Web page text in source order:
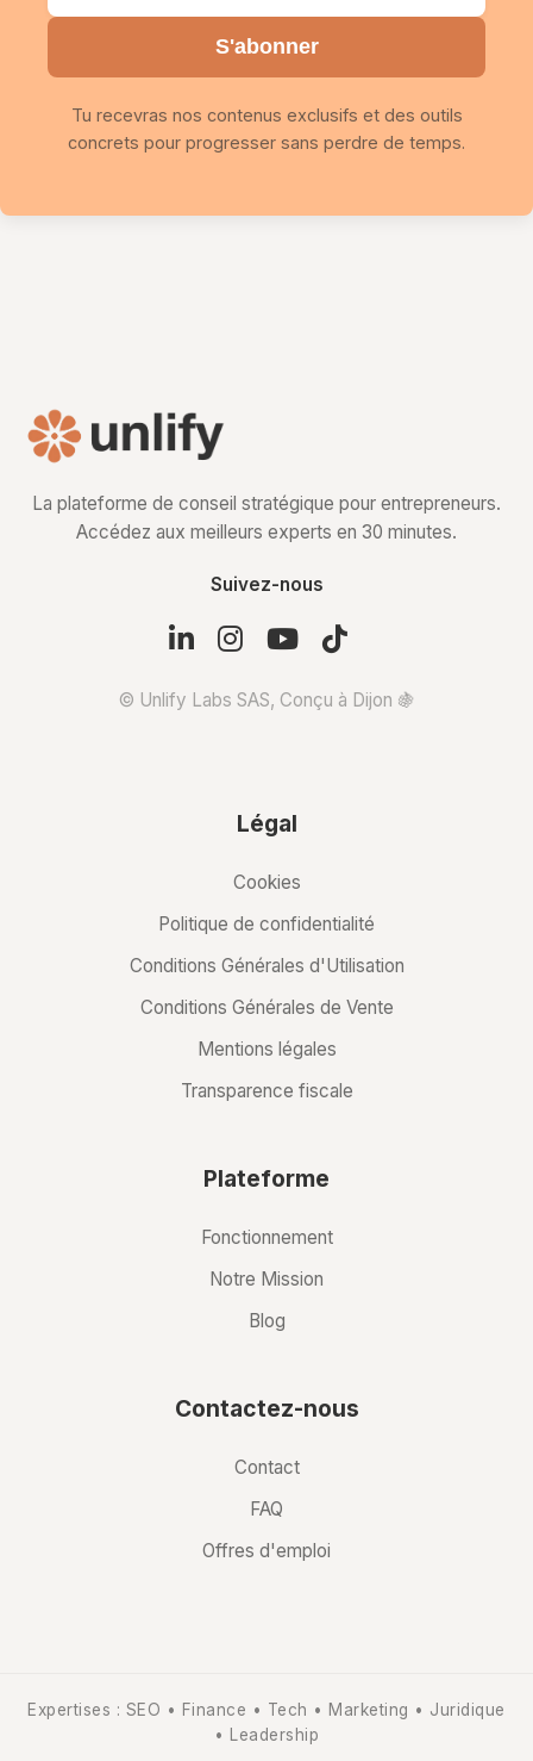
S'abonner
Tu recevras nos contenus exclusifs et des outils
concrets pour progresser sans perdre de temps.
La plateforme de conseil stratégique pour entrepreneurs.
Accédez aux meilleurs experts en 30 minutes.
Suivez-nous
© Unlify Labs SAS, Conçu à Dijon 🍇
Légal
Cookies
Politique de confidentialité
Conditions Générales d'Utilisation
Conditions Générales de Vente
Mentions légales
Transparence fiscale
Plateforme
Fonctionnement
Notre Mission
Blog
Contactez-nous
Contact
FAQ
Offres d'emploi
Expertises : SEO • Finance • Tech • Marketing • Juridique
• Leadership